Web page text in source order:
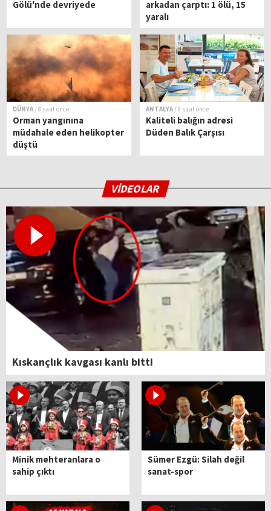
Gölü'nde devriyede
arkadan çarptı: 1 ölü, 15
yaralı
DÜNYA / 8 saat önce
Orman yangınına
müdahale eden helikopter
düştü
ANTALYA / 8 saat önce
Kaliteli balığın adresi
Düden Balık Çarşısı
VİDEOLAR
Kıskançlık kavgası kanlı bitti
Minik mehteranlara o
sahip çıktı
Sümer Ezgü: Silah değil
sanat-spor